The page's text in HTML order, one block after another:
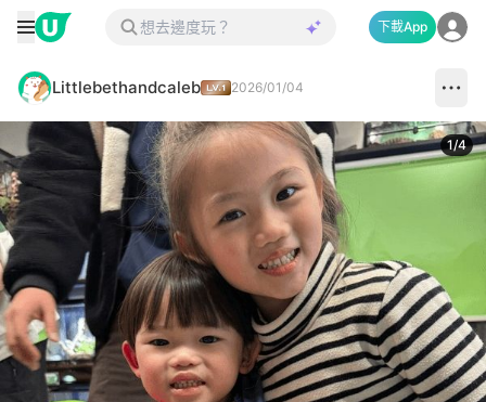
下載App
Littlebethandcaleb 2026/01/04
1/4